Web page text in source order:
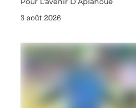
3 août 2026